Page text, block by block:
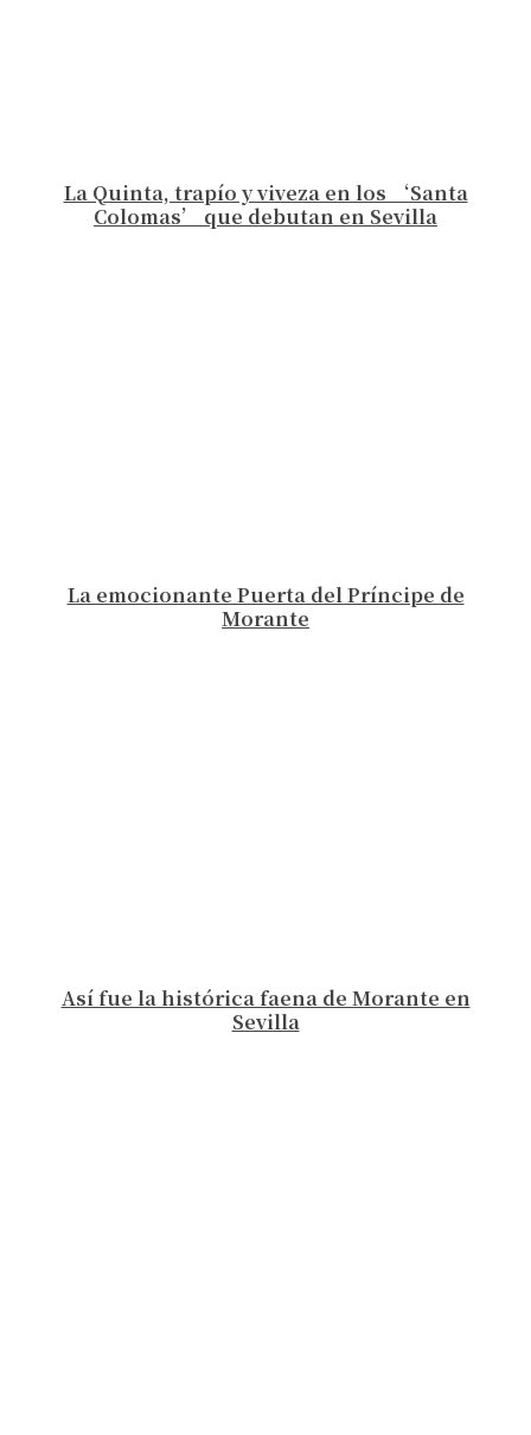
La Quinta, trapío y viveza en los ‘Santa
Colomas’ que debutan en Sevilla
La emocionante Puerta del Príncipe de
Morante
Así fue la histórica faena de Morante en
Sevilla